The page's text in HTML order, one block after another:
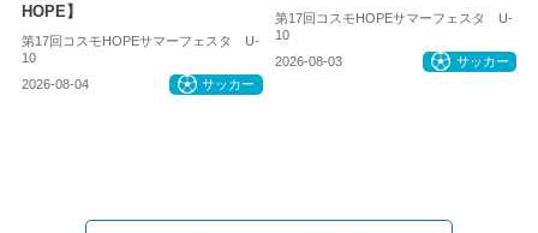
HOPE】
第17回コスモHOPEサマーフェスタ U-
10
2026-08-04
サッカー
第17回コスモHOPEサマーフェスタ U-
10
2026-08-03
サッカー